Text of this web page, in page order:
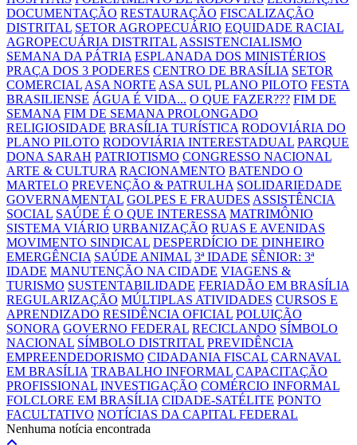
DOCUMENTAÇÃO RESTAURAÇÃO FISCALIZAÇÃO
DISTRITAL SETOR AGROPECUÁRIO EQUIDADE RACIAL
AGROPECUÁRIA DISTRITALASSISTENCIALISMO
SEMANA DA PÁTRIA ESPLANADA DOS MINISTÉRIOS
PRAÇA DOS 3 PODERES CENTRO DE BRASÍLIA SETOR
COMERCIALASA NORTE ASA SUL PLANO PILOTO FESTA
BRASILIENSE ÁGUA É VIDA... O QUE FAZER??? FIM DE
SEMANA FIM DE SEMANA PROLONGADO
RELIGIOSIDADE BRASÍLIA TURÍSTICA RODOVIÁRIA DO
PLANO PILOTO RODOVIÁRIA INTERESTADUAL PARQUE
DONA SARAH PATRIOTISMO CONGRESSO NACIONAL
ARTE & CULTURA RACIONAMENTO BATENDO O
MARTELO PREVENÇÃO & PATRULHA SOLIDARIEDADE
GOVERNAMENTAL GOLPES E FRAUDES ASSISTÊNCIA
SOCIAL SAÚDE É O QUE INTERESSA MATRIMÔNIO
SISTEMA VIÁRIO URBANIZAÇÃO RUAS E AVENIDAS
MOVIMENTO SINDICAL DESPERDÍCIO DE DINHEIRO
EMERGÊNCIA SAÚDE ANIMAL 3ª IDADE SÊNIOR: 3ª
IDADE MANUTENÇÃO NA CIDADE VIAGENS &
TURISMO SUSTENTABILIDADE FERIADÃO EM BRASÍLIA
REGULARIZAÇÃO MÚLTIPLAS ATIVIDADES CURSOS E
APRENDIZADO RESIDÊNCIA OFICIAL POLUIÇÃO
SONORA GOVERNO FEDERAL RECICLANDO SÍMBOLO
NACIONAL SÍMBOLO DISTRITAL PREVIDÊNCIA
EMPREENDEDORISMO CIDADANIA FISCAL CARNAVAL
EM BRASÍLIA TRABALHO INFORMAL CAPACITAÇÃO
PROFISSIONAL INVESTIGAÇÃO COMÉRCIO INFORMAL
FOLCLORE EM BRASÍLIA CIDADE-SATÉLITE PONTO
FACULTATIVO NOTÍCIAS DA CAPITAL FEDERAL
Nenhuma notícia encontrada